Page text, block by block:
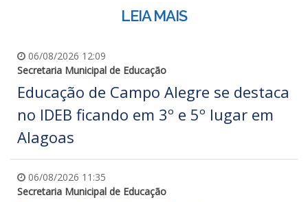
LEIA MAIS
06/08/2026 12:09
Secretaria Municipal de Educação
Educação de Campo Alegre se destaca
no IDEB ficando em 3º e 5º lugar em
Alagoas
06/08/2026 11:35
Secretaria Municipal de Educação